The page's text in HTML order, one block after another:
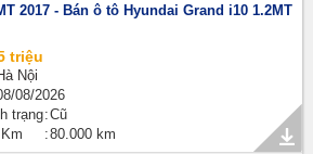
2017 - Bán ô tô Hyundai Grand i10 1.2MT
triệu
Nội
08/2026
trạng Cũ
80.000 km